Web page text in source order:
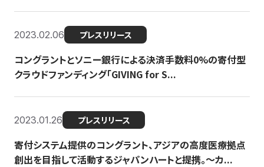
2023.02.06 プレスリリース
コングラントとソニー銀行による決済手数料0%の寄付型
クラウドファンディング「GIVING for S...
2023.01.26 プレスリリース
寄付システム提供のコングラント、アジアの高度医療拠点
創出を目指して活動するジャパンハートと提携。〜カ...